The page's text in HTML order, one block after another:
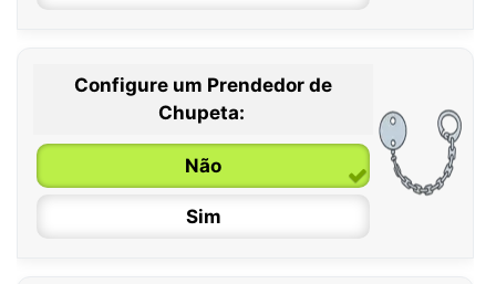
0 / 6 meses
6 / 36 meses
Configure um Prendedor de
Chupeta:
Não
Sim